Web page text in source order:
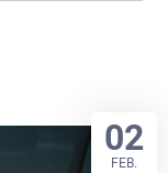
02
FEB.